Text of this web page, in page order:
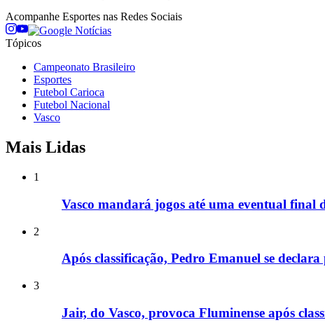
Acompanhe Esportes nas Redes Sociais
Tópicos
Campeonato Brasileiro
Esportes
Futebol Carioca
Futebol Nacional
Vasco
Mais Lidas
1
Vasco mandará jogos até uma eventual final
2
Após classificação, Pedro Emanuel se
3
Jair, do Vasco, provoca Fluminense após